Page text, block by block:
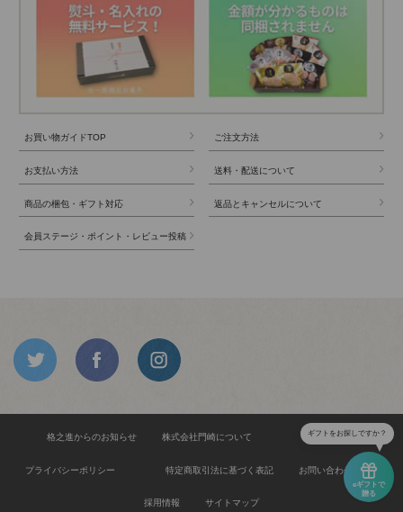
お買い物ガイドTOP ご注文方法
お支払い方法 送料・配送について
商品の梱包・ギフト対応 返品とキャンセルについて
会員ステージ・ポイント・レビュー投稿
格之進からのお知らせ 株式会社門崎について 食品安全方針
プライバシーポリシー 特定商取引法に基づく表記 お問い合わせ
採用情報 サイトマップ
eギフトで
贈る
ギフトをお探しですか？